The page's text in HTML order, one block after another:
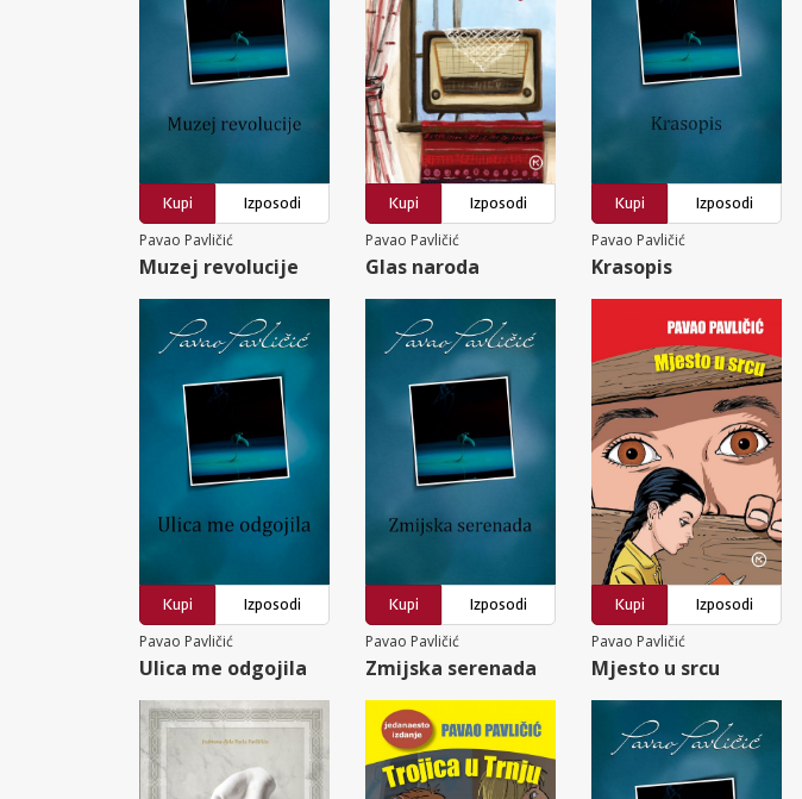
Kupi
Izposodi
Pavao Pavličić
Muzej revolucije
Kupi
Izposodi
Pavao Pavličić
Glas naroda
Kupi
Izposodi
Pavao Pavličić
Krasopis
Kupi
Izposodi
Pavao Pavličić
Ulica me odgojila
Kupi
Izposodi
Pavao Pavličić
Zmijska serenada
Kupi
Izposodi
Pavao Pavličić
Mjesto u srcu